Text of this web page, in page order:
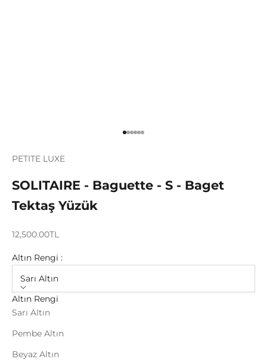
1 ögesine git
2 ögesine git
3 ögesine git
4 ögesine git
5 ögesine git
6 ögesine git
PETITE LUXE
SOLITAIRE - Baguette - S - Baget
Tektaş Yüzük
12,500.00TL
Altın Rengi :
Sarı Altın
Altın Rengi
Sarı Altın
Pembe Altın
Beyaz Altın